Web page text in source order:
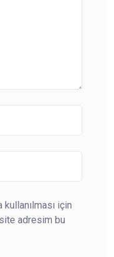
kullanılması için
adresim bu